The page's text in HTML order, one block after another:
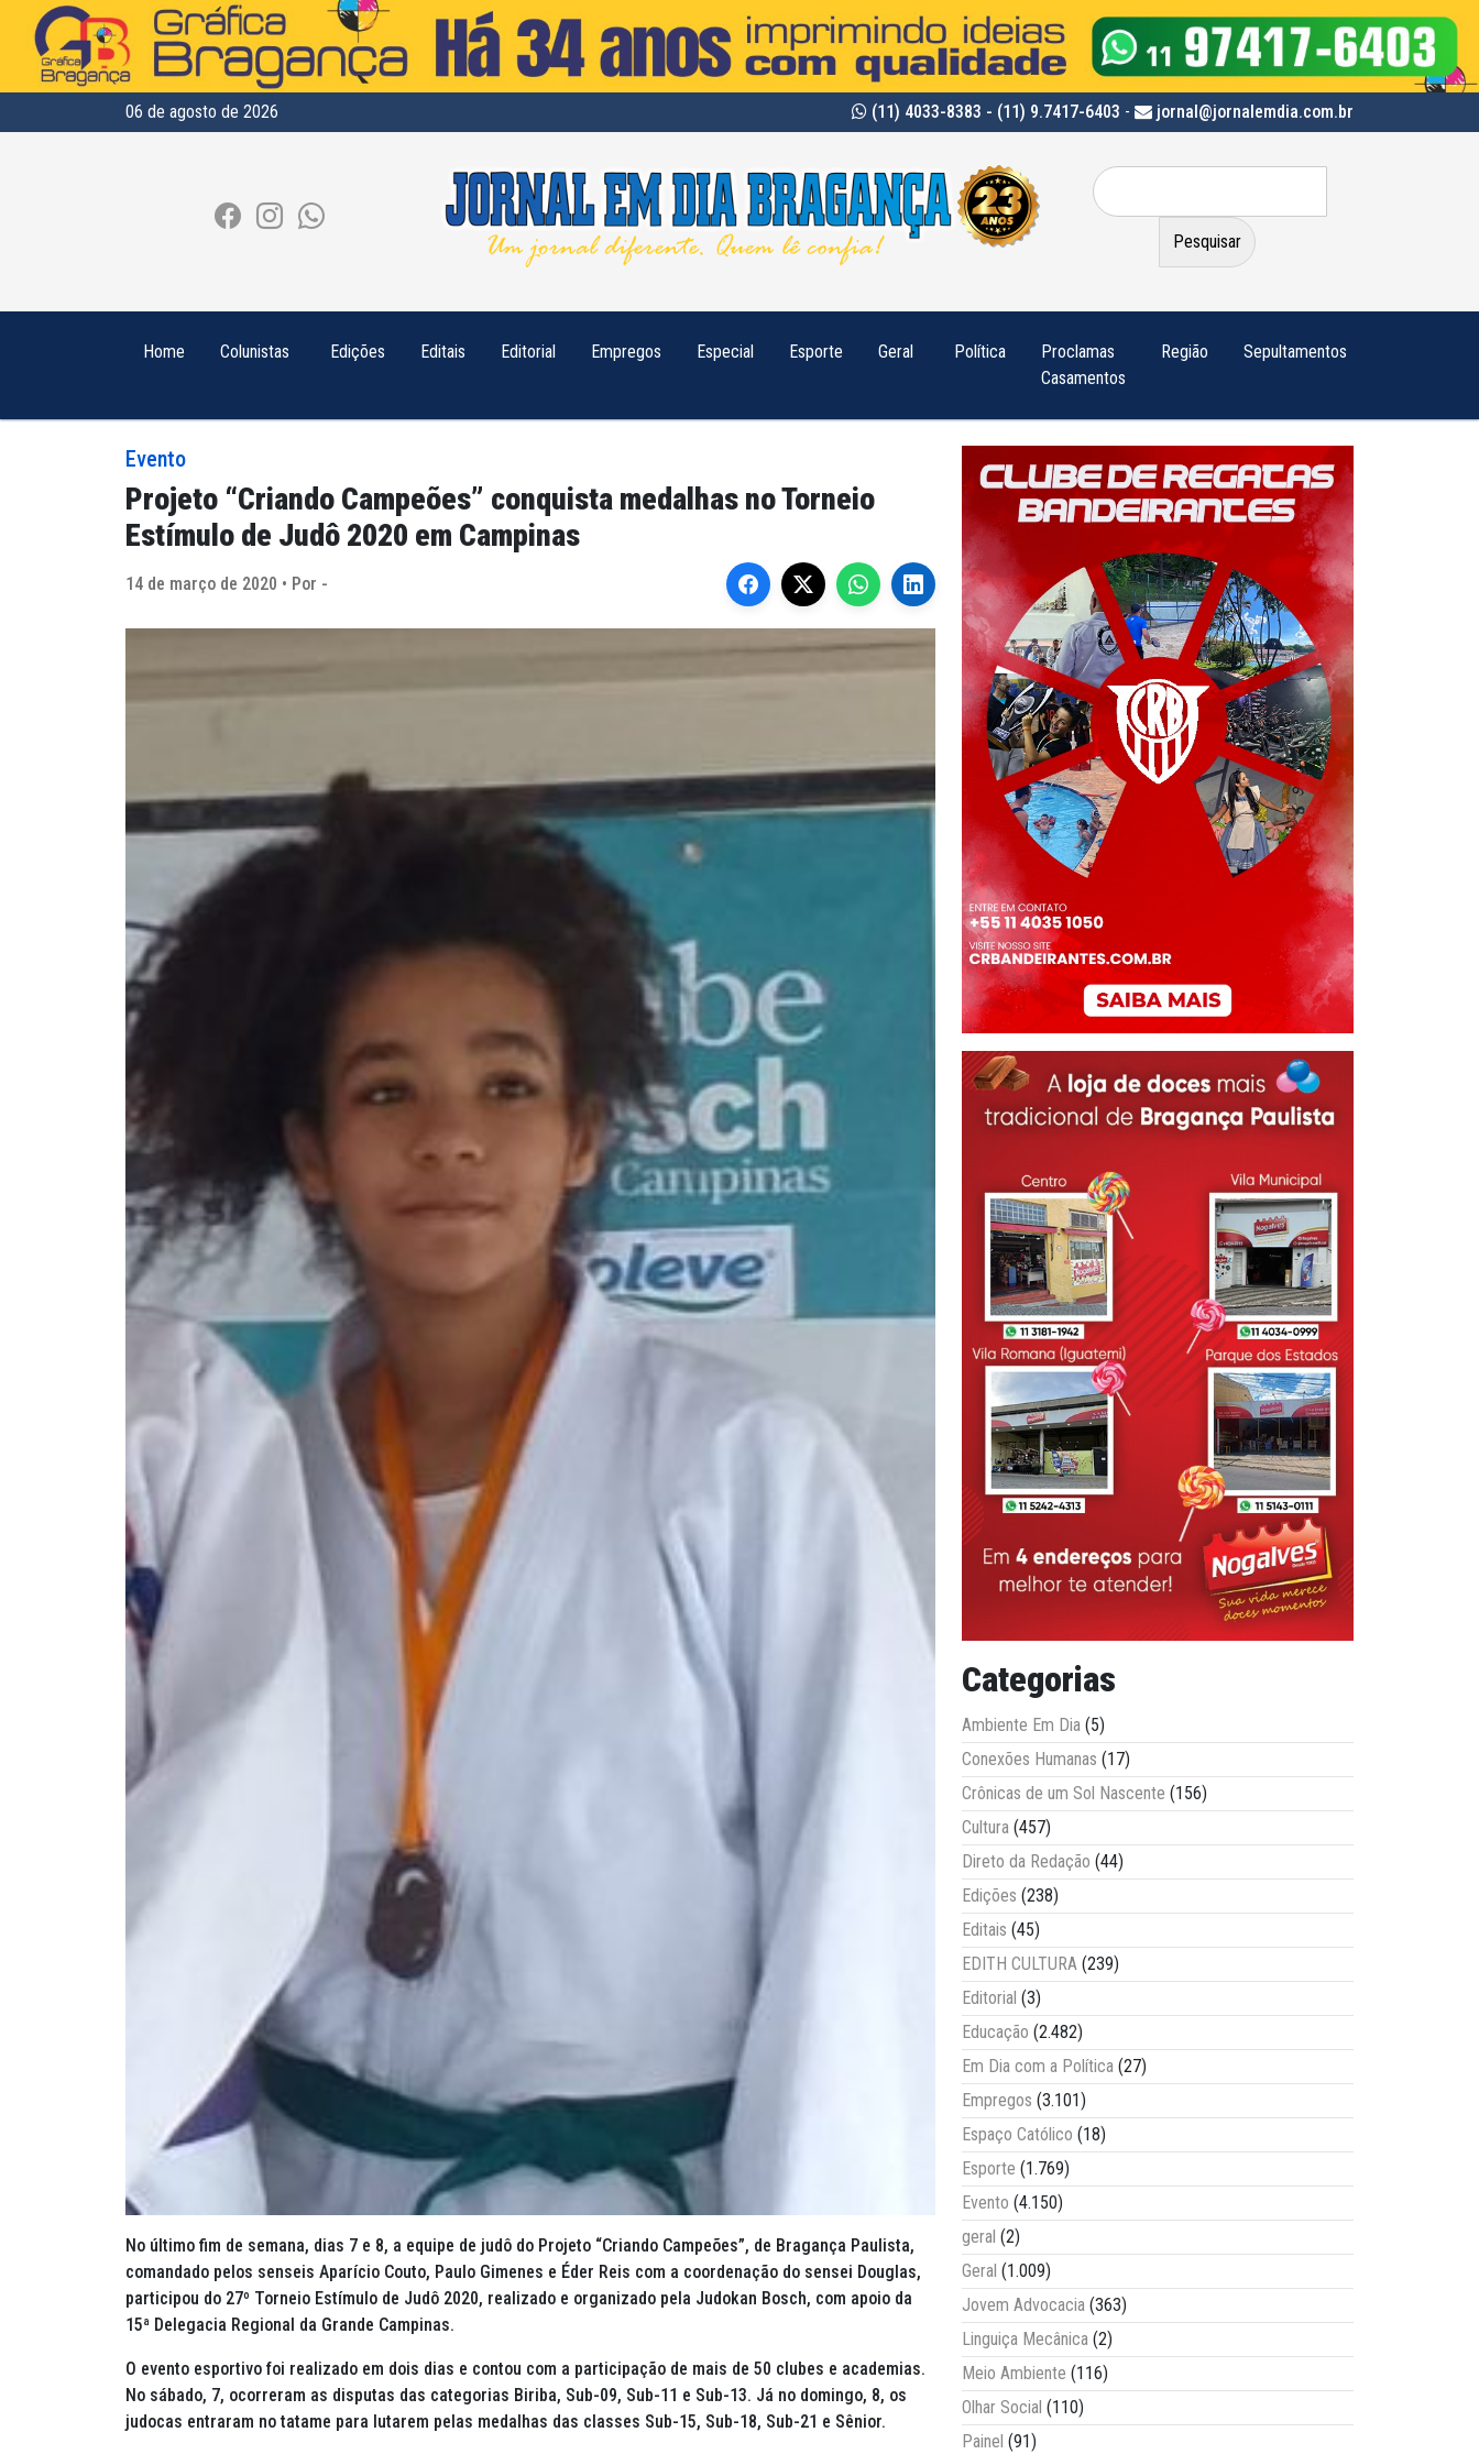
06 de agosto de 2026 (11) 4033-8383 - (11) 9.7417-6403 - jornal@jornalemdia.com.br
Pesquisar
por:
Home Colunistas Edições Editais Editorial Empregos Especial Esporte Geral Política
Proclamas
Casamentos
Região Sepultamentos
Evento
Projeto “Criando Campeões” conquista medalhas no Torneio
Estímulo de Judô 2020 em Campinas
14 de março de 2020 • Por -
No último fim de semana, dias 7 e 8, a equipe de judô do Projeto “Criando Campeões”, de Bragança Paulista,
comandado pelos senseis Aparício Couto, Paulo Gimenes e Éder Reis com a coordenação do sensei Douglas,
participou do 27º Torneio Estímulo de Judô 2020, realizado e organizado pela Judokan Bosch, com apoio da
15ª Delegacia Regional da Grande Campinas.
O evento esportivo foi realizado em dois dias e contou com a participação de mais de 50 clubes e academias.
No sábado, 7, ocorreram as disputas das categorias Biriba, Sub-09, Sub-11 e Sub-13. Já no domingo, 8, os
judocas entraram no tatame para lutarem pelas medalhas das classes Sub-15, Sub-18, Sub-21 e Sênior.
Categorias
Ambiente Em Dia (5)
Conexões Humanas (17)
Crônicas de um Sol Nascente (156)
Cultura (457)
Direto da Redação (44)
Edições (238)
Editais (45)
EDITH CULTURA (239)
Editorial (3)
Educação (2.482)
Em Dia com a Política (27)
Empregos (3.101)
Espaço Católico (18)
Esporte (1.769)
Evento (4.150)
geral (2)
Geral (1.009)
Jovem Advocacia (363)
Linguiça Mecânica (2)
Meio Ambiente (116)
Olhar Social (110)
Painel (91)